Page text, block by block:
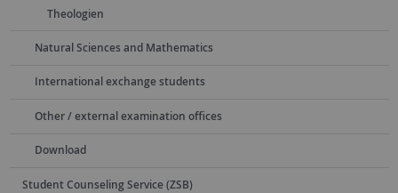
Theologien
Natural Sciences and Mathematics
International exchange students
Other / external examination offices
Download
Student Counseling Service (ZSB)